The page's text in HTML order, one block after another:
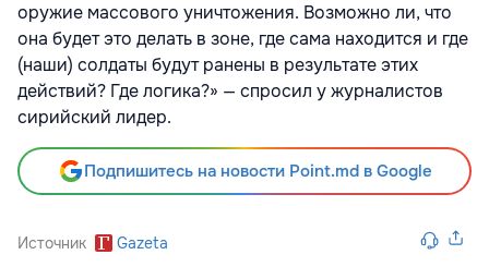
оружие массового уничтожения. Возможно ли, что
она будет это делать в зоне, где сама находится и где
(наши) солдаты будут ранены в результате этих
действий? Где логика?» — спросил у журналистов
сирийский лидер.
Подпишитесь на новости Point.md в Google
Источник Gazeta